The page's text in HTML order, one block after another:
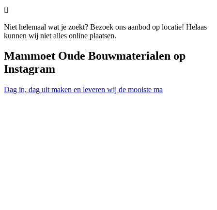

Niet helemaal wat je zoekt? Bezoek ons aanbod op locatie! Helaas
kunnen wij niet alles online plaatsen.
Mammoet Oude Bouwmaterialen op
Instagram
Dag in, dag uit maken en leveren wij de mooiste ma